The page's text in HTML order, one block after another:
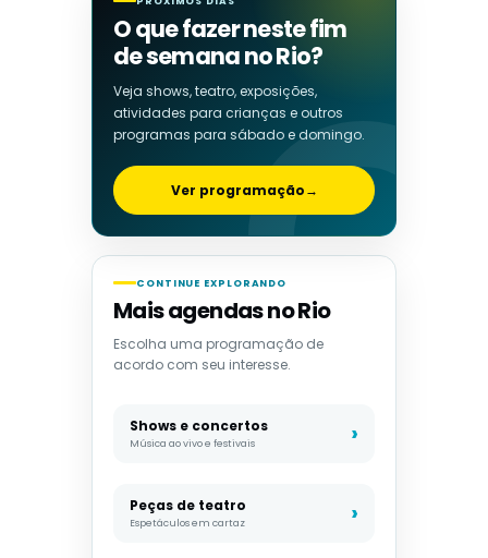
O que fazer neste fim
de semana no Rio?
Veja shows, teatro, exposições,
atividades para crianças e outros
programas para sábado e domingo.
Ver programação→
CONTINUE EXPLORANDO
Mais agendas no Rio
Escolha uma programação de
acordo com seu interesse.
Shows e concertos
Música ao vivo e festivais
Peças de teatro
Espetáculos em cartaz